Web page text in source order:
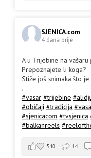
SJENICA.com
4 dana prije
A u Trijebine na
Prepoznajete li koga?
Stiže još snimaka što
.
#vasar #trijebine
#običaji #tradicija
#sjenicacom #tvsjenica
#balkanreels
510 14